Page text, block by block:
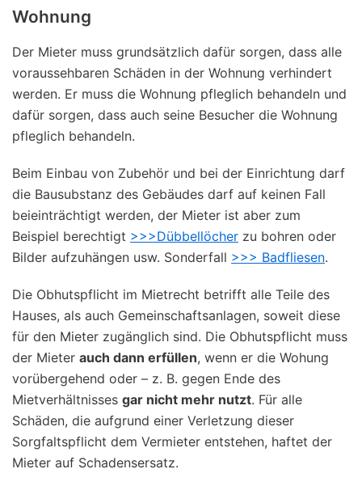
Wohnung
Der Mieter muss grundsätzlich dafür sorgen, dass alle
voraussehbaren Schäden in der Wohnung verhindert
werden. Er muss die Wohnung pfleglich behandeln und
dafür sorgen, dass auch seine Besucher die Wohnung
pfleglich behandeln.
Beim Einbau von Zubehör und bei der Einrichtung darf
die Bausubstanz des Gebäudes darf auf keinen Fall
beieinträchtigt werden, der Mieter ist aber zum
Beispiel berechtigt >>>Dübbellöcher zu bohren oder
Bilder aufzuhängen usw. Sonderfall >>> Badfliesen.
Die Obhutspflicht im Mietrecht betrifft alle Teile des
Hauses, als auch Gemeinschaftsanlagen, soweit diese
für den Mieter zugänglich sind. Die Obhutspflicht muss
der Mieter auch dann erfüllen, wenn er die Wohung
vorübergehend oder – z. B. gegen Ende des
Mietverhältnisses gar nicht mehr nutzt. Für alle
Schäden, die aufgrund einer Verletzung dieser
Sorgfaltspflicht dem Vermieter entstehen, haftet der
Mieter auf Schadensersatz.